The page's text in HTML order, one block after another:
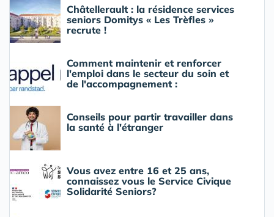
Châtellerault : la résidence services
seniors Domitys « Les Trèfles »
recrute !
Comment maintenir et renforcer
l'emploi dans le secteur du soin et
de l'accompagnement :
Conseils pour partir travailler dans
la santé à l'étranger
Vous avez entre 16 et 25 ans,
connaissez vous le Service Civique
Solidarité Seniors?